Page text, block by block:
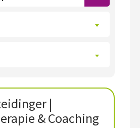
|
& Coaching